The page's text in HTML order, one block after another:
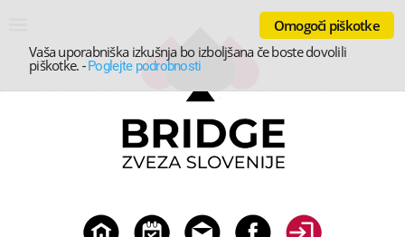
Vaša uporabniška izkušnja bo izboljšana če boste dovolili
piškotke. -Poglejte podrobnosti
Omogoči piškotke